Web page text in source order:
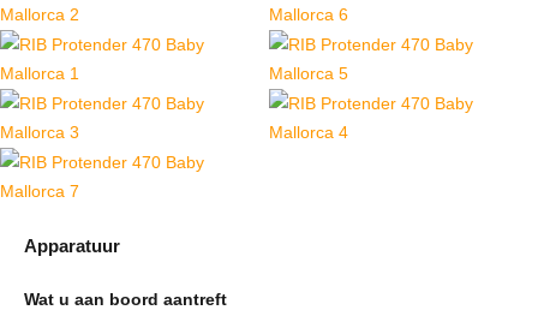
Apparatuur
Wat u aan boord aantreft